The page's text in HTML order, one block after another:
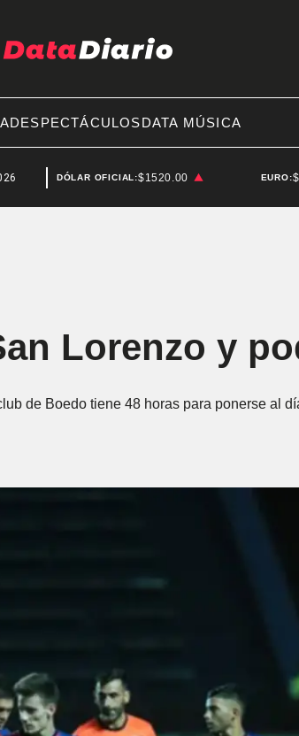
ESPECTÁCULOSDATA MÚSICA
DÓLAR OFICIAL:$1520.00 EURO:
Lorenzo y
de Boedo tiene 48 horas para ponerse al